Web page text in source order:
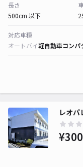
長さ
500cm 以下
対応車種
オートバイ軽自動車コンパ
レオパ